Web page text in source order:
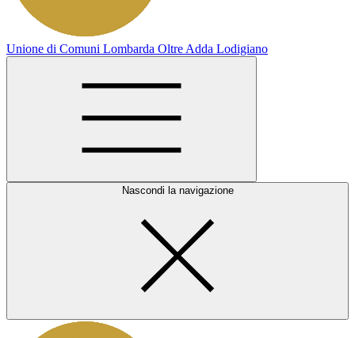
Unione di Comuni Lombarda Oltre Adda Lodigiano
Nascondi la navigazione